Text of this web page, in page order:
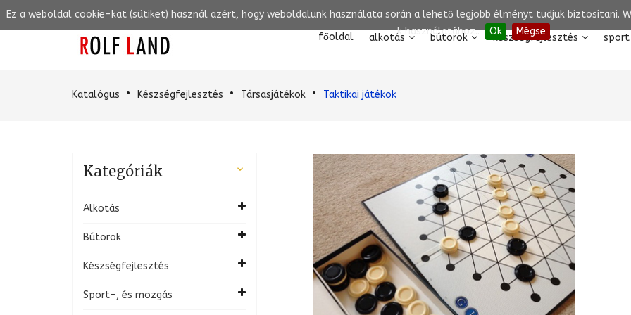
Ez a weboldal cookie-kat (sütiket) használ azért, hogy weboldalunk használata során a lehető legjobb élményt tudjuk biztosítani.
k használatához..
Ok Mégse
főoldal alkotás bútorok készségfejlesztés
Katalógus Készségfejlesztés Társasjátékok Taktikai játékok
Kategóriák 
Alkotás
Bútorok
Készségfejlesztés
Sport-, és mozgás